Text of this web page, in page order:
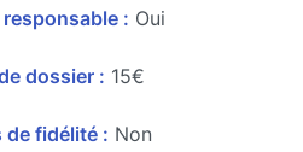
: Oui
dossier : 15€
de fidélité : Non